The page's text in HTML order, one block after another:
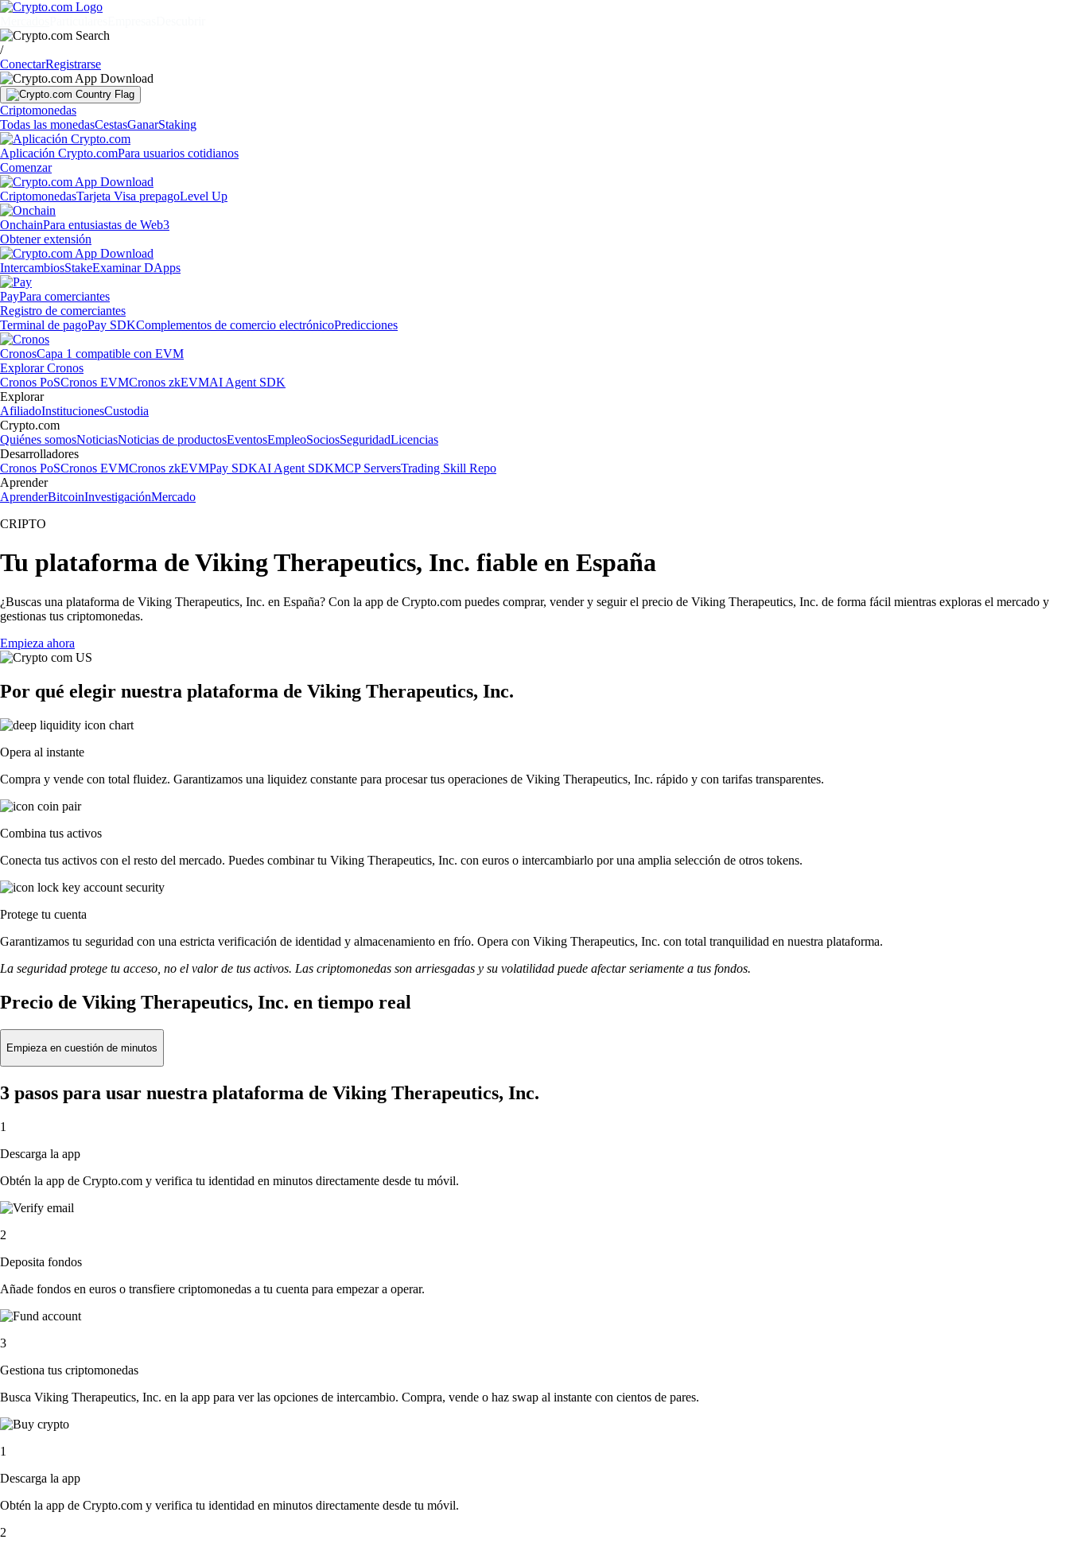
/
ConectarRegistrarse
Criptomonedas
Todas las monedasCestasGanarStaking
Aplicación Crypto.comPara usuarios cotidianos
Comenzar
CriptomonedasTarjeta Visa prepagoLevel Up
OnchainPara entusiastas de Web3
Obtener extensión
IntercambiosStakeExaminar DApps
PayPara comerciantes
Registro de comerciantes
Terminal de pagoPay SDKComplementos de comercio electrónicoPredicciones
CronosCapa 1 compatible con EVM
Explorar Cronos
Cronos PoSCronos EVMCronos zkEVMAI Agent SDK
Explorar
AfiliadoInstitucionesCustodia
Crypto.com
Quiénes somosNoticiasNoticias de productosEventosEmpleoSociosSeguridadLicencias
Desarrolladores
Cronos PoSCronos EVMCronos zkEVMPay SDKAI Agent SDKMCP ServersTrading Skill Repo
Aprender
AprenderBitcoinInvestigaciónMercado
CRIPTO
Tu plataforma de Viking Therapeutics, Inc. fiable en España
¿Buscas una plataforma de Viking Therapeutics, Inc. en España? Con la app de Crypto.com puedes comprar, vender y seguir el precio de Viking Therapeutics, Inc. de forma fácil mientras exploras el mercado y
gestionas tus criptomonedas.
Empieza ahora
Por qué elegir nuestra plataforma de Viking Therapeutics, Inc.
Opera al instante
Compra y vende con total fluidez. Garantizamos una liquidez constante para procesar tus operaciones de Viking Therapeutics, Inc. rápido y con tarifas transparentes.
Combina tus activos
Conecta tus activos con el resto del mercado. Puedes combinar tu Viking Therapeutics, Inc. con euros o intercambiarlo por una amplia selección de otros tokens.
Protege tu cuenta
Garantizamos tu seguridad con una estricta verificación de identidad y almacenamiento en frío. Opera con Viking Therapeutics, Inc. con total tranquilidad en nuestra plataforma.
La seguridad protege tu acceso, no el valor de tus activos. Las criptomonedas son arriesgadas y su volatilidad puede afectar seriamente a tus fondos.
Precio de Viking Therapeutics, Inc. en tiempo real
Empieza en cuestión de minutos
3 pasos para usar nuestra plataforma de Viking Therapeutics, Inc.
1
Descarga la app
Obtén la app de Crypto.com y verifica tu identidad en minutos directamente desde tu móvil.
2
Deposita fondos
Añade fondos en euros o transfiere criptomonedas a tu cuenta para empezar a operar.
3
Gestiona tus criptomonedas
Busca Viking Therapeutics, Inc. en la app para ver las opciones de intercambio. Compra, vende o haz swap al instante con cientos de pares.
1
Descarga la app
Obtén la app de Crypto.com y verifica tu identidad en minutos directamente desde tu móvil.
2